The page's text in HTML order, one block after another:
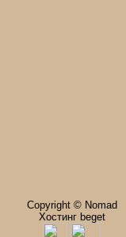
Copyright © Nomad
Хостинг beget